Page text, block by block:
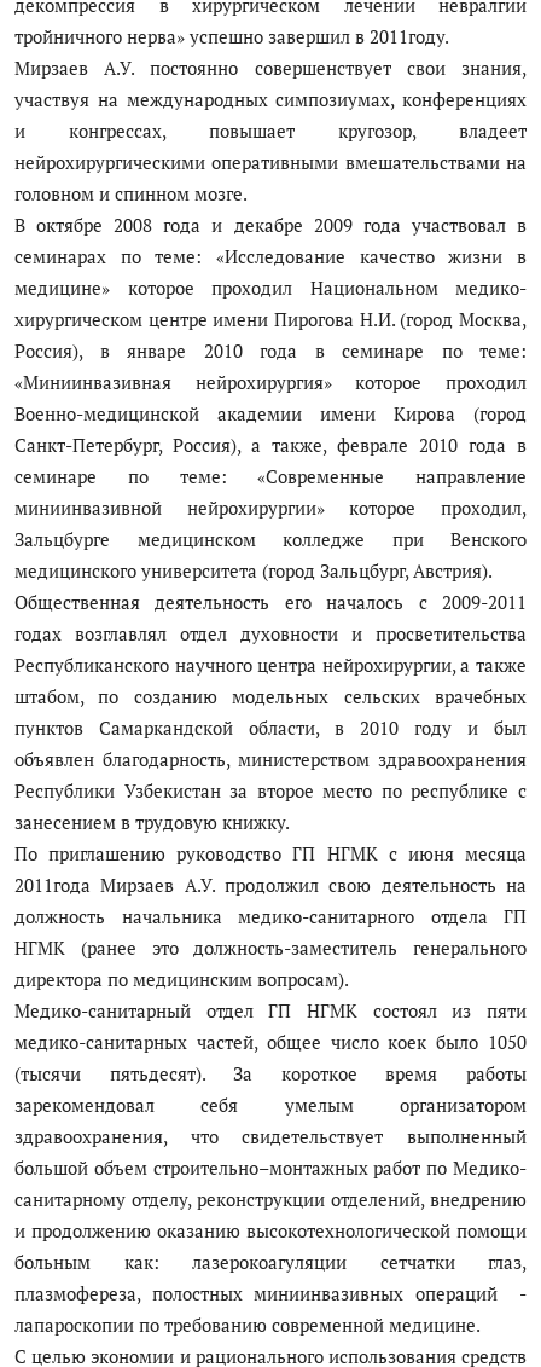
тройничного нерва» успешно завершил в 2011году.
Мирзаев А.У. постоянно совершенствует свои знания,
участвуя на международных симпозиумах, конференциях
и конгрессах, повышает кругозор, владеет
нейрохирургическими оперативными вмешательствами на
головном и спинном мозге.
В октябре 2008 года и декабре 2009 года участвовал в
семинарах по теме: «Исследование качество жизни в
медицине» которое проходил Национальном медико-
хирургическом центре имени Пирогова Н.И. (город Москва,
Россия), в январе 2010 года в семинаре по теме:
«Миниинвазивная нейрохирургия» которое проходил
Военно-медицинской академии имени Кирова (город
Санкт-Петербург, Россия), а также, феврале 2010 года в
семинаре по теме: «Современные направление
миниинвазивной нейрохирургии» которое проходил,
Зальцбурге медицинском колледже при Венского
медицинского университета (город Зальцбург, Австрия).
Общественная деятельность его началось с 2009-2011
годах возглавлял отдел духовности и просветительства
Республиканского научного центра нейрохирургии, а также
штабом, по созданию модельных сельских врачебных
пунктов Самаркандской области, в 2010 году и был
объявлен благодарность, министерством здравоохранения
Республики Узбекистан за второе место по республике с
занесением в трудовую книжку.
По приглашению руководство ГП НГМК с июня месяца
2011года Мирзаев А.У. продолжил свою деятельность на
должность начальника медико-санитарного отдела ГП
НГМК (ранее это должность-заместитель генерального
директора по медицинским вопросам).
Медико-санитарный отдел ГП НГМК состоял из пяти
медико-санитарных частей, общее число коек было 1050
(тысячи пятьдесят). За короткое время работы
зарекомендовал себя умелым организатором
здравоохранения, что свидетельствует выполненный
большой объем строительно–монтажных работ по Медико-
санитарному отделу, реконструкции отделений, внедрению
и продолжению оказанию высокотехнологической помощи
больным как: лазерокоагуляции сетчатки глаз,
плазмофереза, полостных миниинвазивных операций -
лапароскопии по требованию современной медицине.
С целью экономии и рационального использования средств